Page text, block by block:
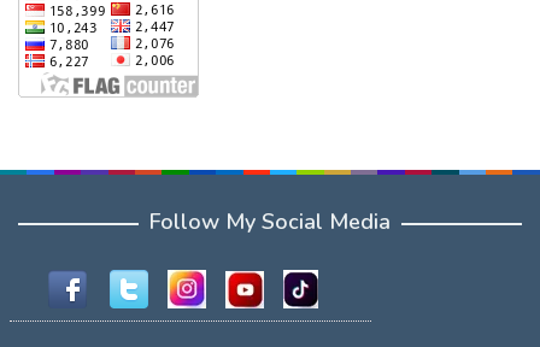
Follow My Social Media